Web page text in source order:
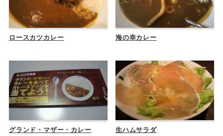
ロースカツカレー 海の幸カレー
グランド・マザー・カレー 生ハムサラダ